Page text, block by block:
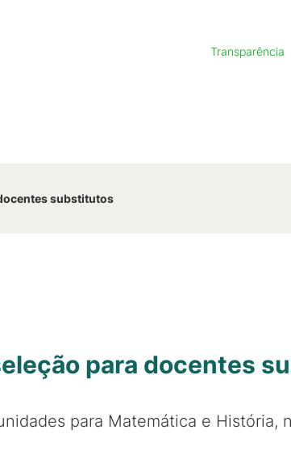
Transparência
substitutos
para docentes
para Matemática e História,